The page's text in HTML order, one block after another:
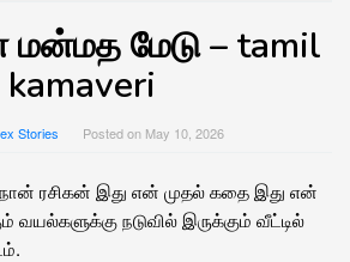
மன்மத மேடு – tamil
kamaveri
Stories Posted on May 10, 2026
ரசிகன் இது என் முதல் கதை இது என்
வயல்களுக்கு நடுவில் இருக்கும் வீட்டில்